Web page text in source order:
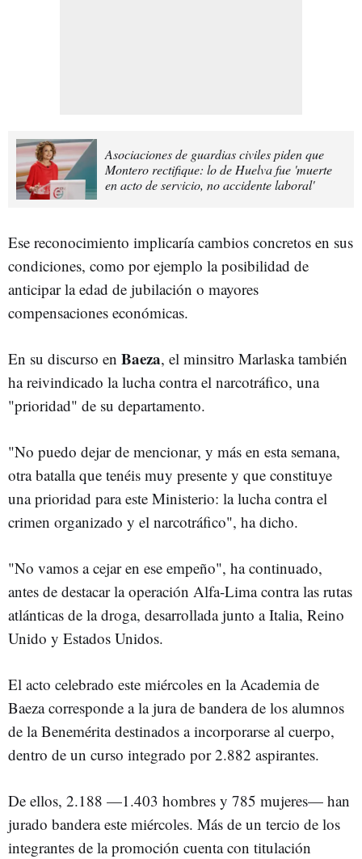
Asociaciones de guardias civiles piden que
Montero rectifique: lo de Huelva fue 'muerte
en acto de servicio, no accidente laboral'
Ese reconocimiento implicaría cambios concretos en sus
condiciones, como por ejemplo la posibilidad de
anticipar la edad de jubilación o mayores
compensaciones económicas.
En su discurso en Baeza, el minsitro Marlaska también
ha reivindicado la lucha contra el narcotráfico, una
"prioridad" de su departamento.
"No puedo dejar de mencionar, y más en esta semana,
otra batalla que tenéis muy presente y que constituye
una prioridad para este Ministerio: la lucha contra el
crimen organizado y el narcotráfico", ha dicho.
"No vamos a cejar en ese empeño", ha continuado,
antes de destacar la operación Alfa-Lima contra las rutas
atlánticas de la droga, desarrollada junto a Italia, Reino
Unido y Estados Unidos.
El acto celebrado este miércoles en la Academia de
Baeza corresponde a la jura de bandera de los alumnos
de la Benemérita destinados a incorporarse al cuerpo,
dentro de un curso integrado por 2.882 aspirantes.
De ellos, 2.188 —1.403 hombres y 785 mujeres— han
jurado bandera este miércoles. Más de un tercio de los
integrantes de la promoción cuenta con titulación